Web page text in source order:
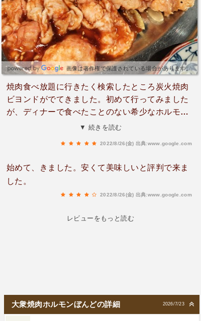
画像は著作権で保護されている場合があります。
焼肉食べ放題に行きたく検索したところ炭火焼肉
ビヨンドがでてきました。初めて行ってみました
が、ディナーで食べたことのない希少なホルモン
がたくさん！知らないホルモンが多種食べ放題で
▼ 続きを読む
2022/8/26(金) 出典:www.google.com
始めて、きました。安くて美味しいと評判で来ま
した。
2022/8/26(金) 出典:www.google.com
レビューをもっと読む
2026/7/23
大衆焼肉ホルモンぼんどの詳細